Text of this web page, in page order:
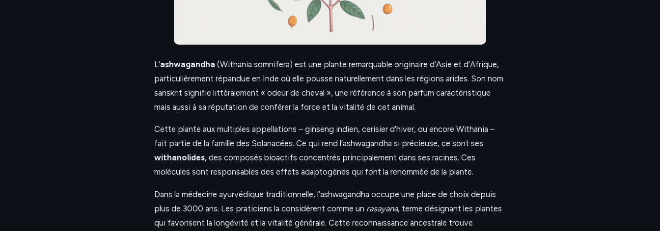
L’ashwagandha (Withania somnifera) est une plante remarquable originaire d’Asie et d’Afrique,
particulièrement répandue en Inde où elle pousse naturellement dans les régions arides. Son nom
sanskrit signifie littéralement « odeur de cheval », une référence à son parfum caractéristique
mais aussi à sa réputation de conférer la force et la vitalité de cet animal.
Cette plante aux multiples appellations – ginseng indien, cerisier d’hiver, ou encore Withania –
fait partie de la famille des Solanacées. Ce qui rend l’ashwagandha si précieuse, ce sont ses
withanolides, des composés bioactifs concentrés principalement dans ses racines. Ces
molécules sont responsables des effets adaptogènes qui font la renommée de la plante.
Dans la médecine ayurvédique traditionnelle, l’ashwagandha occupe une place de choix depuis
plus de 3000 ans. Les praticiens la considèrent comme un rasayana, terme désignant les plantes
qui favorisent la longévité et la vitalité générale. Cette reconnaissance ancestrale trouve